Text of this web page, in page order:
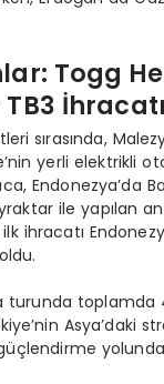
Togg
İhracatı
sırasında,
yerli elektrikli
Endonezya’da
ile yapılan
ihracatı
turunda toplamda
Asya’daki